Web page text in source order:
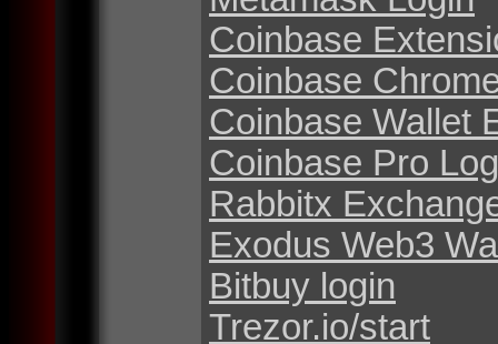
Coinbase
Coinbase
Coinbase Wallet
Coinbase Pro
Rabbitx
Exodus Web3
Bitbuy login
Trezor.io/start